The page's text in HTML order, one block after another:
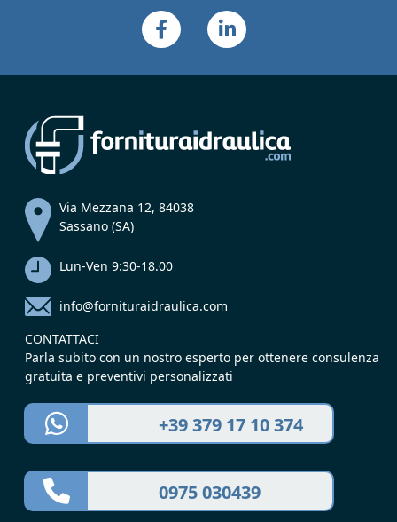
Via Mezzana 12, 84038
Sassano (SA)
Lun-Ven 9:30-18.00
info@fornituraidraulica.com
CONTATTACI
Parla subito con un nostro esperto per ottenere consulenza
gratuita e preventivi personalizzati
+39 379 17 10 374
0975 030439